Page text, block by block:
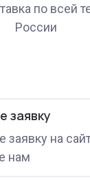
по всей
России
заявку
заявку на
нам